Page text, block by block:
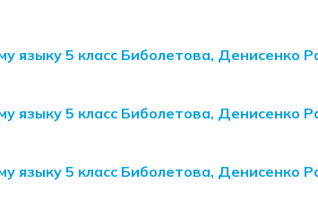
языку 5 класс Биболетова, Денисенко
языку 5 класс Биболетова, Денисенко
языку 5 класс Биболетова, Денисенко